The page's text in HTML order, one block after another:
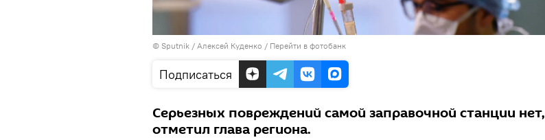
© Sputnik / Алексей Куденко / Перейти в фотобанк
Подписаться
Серьезных повреждений самой заправочной станции нет,
отметил глава региона.